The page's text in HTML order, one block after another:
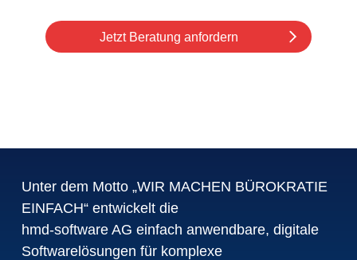
Jetzt Beratung anfordern
Unter dem Motto „WIR MACHEN BÜROKRATIE
EINFACH“ entwickelt die
hmd-software AG einfach anwendbare, digitale
Softwarelösungen für komplexe